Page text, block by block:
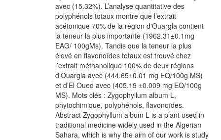
avec (15.32%). L’analyse quantitative des
polyphénols totaux montre que l’extrait
acétonique 70% de la région d'Ouargla contient
la teneur la plus importante (1962.31±0.1mg
EAG/ 100gMs). Tandis que la teneur la plus
élevé en flavonoïdes totaux est trouvé chez
l’extrait méthanolique 100% de deux régions
d’Ouargla avec (444.65±0.01 mg EQ/100g MS)
et d’El Oued avec (405.19 ±0.009 mg EQ/100g
MS). Mots clés : Zygophyllum album L,
phytochimique, polyphénols, flavonoïdes.
Abstract Zygophyllum album L is a plant used in
traditional medicine widely used in the Algerian
Sahara, which is why the aim of our work is study